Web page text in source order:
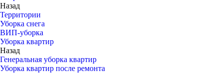
Назад
Территории
Уборка снега
ВИП-уборка
Уборка квартир
Назад
Генеральная уборка квартир
Уборка квартир после ремонта